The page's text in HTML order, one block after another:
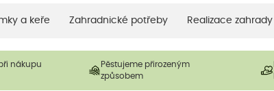
a keře Zahradnické potřeby Realizace zahrady
nákupu
Pěstujeme přirozeným
způsobem